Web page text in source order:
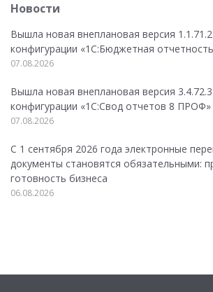
Новости
Вышла новая внеплановая версия
конфигурации «1C:Бюджетная
07.08.2026
Вышла новая внеплановая версия
конфигурации «1C:Свод отчетов 8 ПРОФ»
07.08.2026
С 1 сентября 2026 года электронные
документы становятся обязательными:
готовность бизнеса
06.08.2026